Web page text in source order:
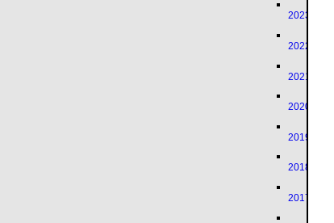
2023
2022
2021
2020
2019
2018
2017